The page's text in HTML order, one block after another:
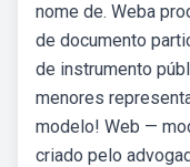
nome de. Weba
de documento
de instrumento
menores
modelo! Web —
criado pelo